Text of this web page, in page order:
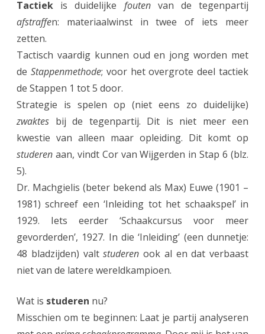
Tactiek is duidelijke foutenvan de tegenpartij
afstraffen: materiaalwinst in twee of iets meer
zetten.
Tactisch vaardig kunnen oud en jong worden met
de Stappenmethode; voor het overgrote deel tactiek
de Stappen 1 tot 5 door.
Strategie is spelen op (niet eens zo duidelijke)
zwaktes bij de tegenpartij. Dit is niet meer een
kwestie van alleen maar opleiding. Dit komt op
studeren aan, vindt Cor van Wijgerden in Stap 6 (blz.
5).
Dr. Machgielis (beter bekend als Max) Euwe (1901 –
1981) schreef een ‘Inleiding tot het schaakspel’ in
1929. Iets eerder ‘Schaakcursus voor meer
gevorderden’, 1927. In die ‘Inleiding’ (een dunnetje:
48 bladzijden) valtstuderen ook al en dat verbaast
niet van de latere wereldkampioen.
Wat is studeren nu?
Misschien om te beginnen: Laat je partij analyseren